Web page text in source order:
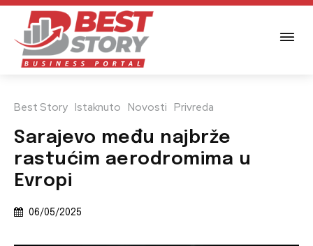
Best Story Istaknuto Novosti Privreda
Sarajevo među najbrže
rastućim aerodromima u
Evropi
06/05/2025